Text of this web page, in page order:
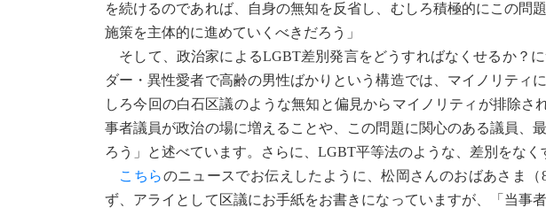
を続けるのであれば、自身の無知を反省し、むしろ積極的にこの問
施策を主体的に進めていくべきだろう」
そして、政治家によるLGBT差別発言をどうすればなくせるか？
ダー・異性愛者で高齢の男性ばかりという構造では、マイノリティ
しろ今回の白石区議のような無知と偏見からマイノリティが排除
事者議員が政治の場に増えることや、この問題に関心のある議員、
ろう」と述べています。さらに、LGBT平等法のような、差別をなく
こちらのニュースでお伝えしたように、松岡さんのおばあさま
ず、アライとして区議にお手紙をお書きになっていますが、「当事